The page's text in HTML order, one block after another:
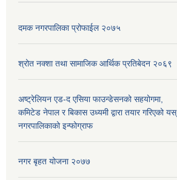
दमक नगरपालिका प्रोफाईल २०७५
श्रोत नक्शा तथा सामाजिक आर्थिक प्रतिबेदन २०६९
अष्ट्रेलियन एड-द एसिया फाउन्डेसनको सहयोगमा,
कमिटेड नेपाल र बिकास उध्यमी द्वारा तयार गरिएको यस्
नगरपालिकाको इन्फोग्राफ
नगर बृहत योजना २०७७